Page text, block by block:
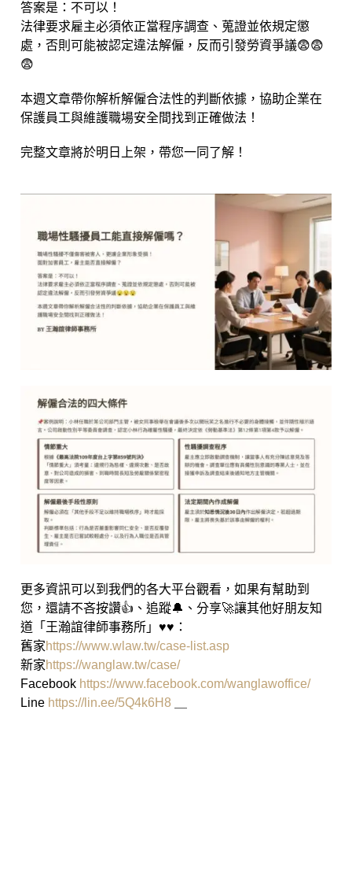
答案是：不可以！
法律要求雇主必須依正當程序調查、蒐證並依規定懲
處，否則可能被認定違法解僱，反而引發勞資爭議😨😨
😨
本週文章帶你解析解僱合法性的判斷依據，協助企業在
保護員工與維護職場安全間找到正確做法！
完整文章將於明日上架，帶您一同了解！
更多資訊可以到我們的各大平台觀看，如果有幫助到
您，還請不吝按讚👍、追蹤🔔、分享🚀讓其他好朋友知
道「王瀚誼律師事務所」♥♥：
舊家https://www.wlaw.tw/case-list.asp
新家https://wanglaw.tw/case/
Facebook https://www.facebook.com/wanglawoffice/
Line https://lin.ee/5Q4k6H8